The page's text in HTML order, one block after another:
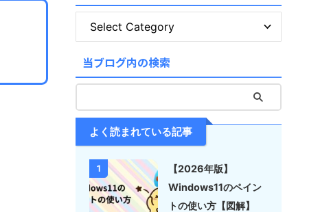
当ブログ内の検索
よく読まれている記事
1
【2026年版】
Windows11のペイン
トの使い方【図解】